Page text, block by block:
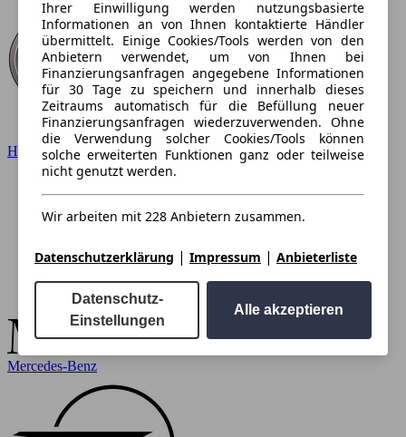
Hyundai
Mercedes-Benz
Ihrer Einwilligung werden nutzungsbasierte
Informationen an von Ihnen kontaktierte Händler
übermittelt. Einige Cookies/Tools werden von den
Anbietern verwendet, um von Ihnen bei
Finanzierungsanfragen angegebene Informationen
für 30 Tage zu speichern und innerhalb dieses
Zeitraums automatisch für die Befüllung neuer
Finanzierungsanfragen wiederzuverwenden. Ohne
die Verwendung solcher Cookies/Tools können
solche erweiterten Funktionen ganz oder teilweise
nicht genutzt werden.
Wir arbeiten mit 228 Anbietern zusammen.
Datenschutzerklärung | Impressum | Anbieterliste
Datenschutz-
Einstellungen
Alle akzeptieren